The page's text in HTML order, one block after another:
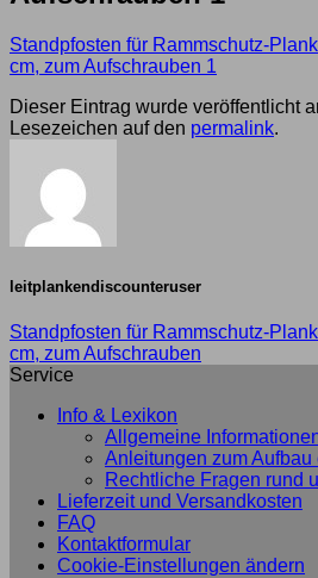
Standpfosten für Rammschutz-
cm, zum Aufschrauben 1
Dieser Eintrag wurde veröffentlicht
Lesezeichen auf den permalink.
leitplankendiscounteruser
Standpfosten für Rammschutz-
cm, zum Aufschrauben
Service
Info & Lexikon
Allgemeine
Anleitungen zum
Rechtliche Fragen rund
Lieferzeit und Versandkosten
FAQ
Kontaktformular
Cookie-Einstellungen ändern